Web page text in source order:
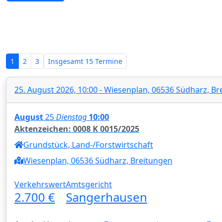
1 2 3 Insgesamt 15 Termine
25. August 2026, 10:00 - Wiesenplan, 06536 Südharz,
August25Dienstag 10:00
Aktenzeichen: 0008 K 0015/2025
Grundstück, Land-/Forstwirtschaft
Wiesenplan, 06536 Südharz, Breitungen
Verkehrswert
2.700 €
Amtsgericht
Sangerhausen